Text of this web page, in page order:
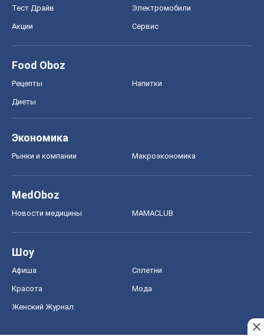
Тест Драйв Электромобили
Акции Сервис
Food Oboz
Рецепты Напитки
Диеты
Экономика
Рынки и компании Mакроэкономика
MedOboz
Новости медицины MAMACLUB
Шоу
Афиша Сплетни
Красота Мода
Женский Журнал